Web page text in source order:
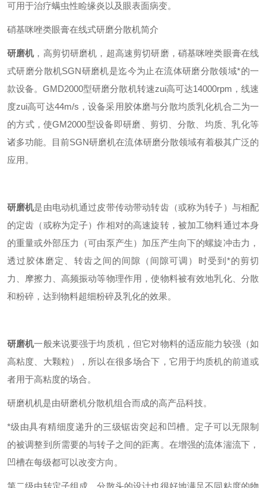
可用于治疗螨虫性睑缘炎以及眼表面病变。
硝基咪唑类眼膏在线式研磨分散机简介
研磨机，高剪切研磨机，超高速剪切研磨，硝基咪唑类眼膏在线
式研磨分散机SGN研磨机是迄今为止在流体研磨分散领域*的一
款设备。GMD2000型研磨分散机转速zui高可达14000rpm，线速
度zui高可达44m/s，设备采用胶体磨与分散均质乳化机合二为一
的方式，使GM2000型设备即研磨、剪切、分散、均质、乳化等
诸多功能。目前SGN研磨机在流体研磨分散领域有着极其广泛的
应用。
研磨机是由电动机通过皮带传动带动转齿（或称为转子）与相配
的定齿（或称为定子）作相对的高速旋转，被加工物料通过本身
的重量或外部压力（可由泵产生）加压产生向下的螺旋冲击力，
透过胶体磨定、转齿之间的间隙（间隙可调）时受到*的剪切
力、摩擦力、高频振动等物理作用，使物料被有效地乳化、分散
和粉碎，达到物料超细粉碎及乳化的效果。
研磨机一般来说要强于均质机，但它对物料的适应能力较强（如
高粘度、大颗粒），所以在很多场合下，它用于均质机的前道或
者用于高粘度的场合。
研磨机机是由研磨机分散机组合而成的高产品科技。
*级由具有精细度递升的三级锯齿突起和凹槽。定子可以无限制
的被调整到所需要的与转子之间的距离。在增强的流体湍流下，
凹槽在每级都可以改变方向。
第二级由转定子组成。分散头的设计也很好地满足不同粘度的物